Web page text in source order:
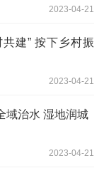
2023-04-21
建” 按下乡村振
2023-04-21
域治水 湿地润城
2023-04-21